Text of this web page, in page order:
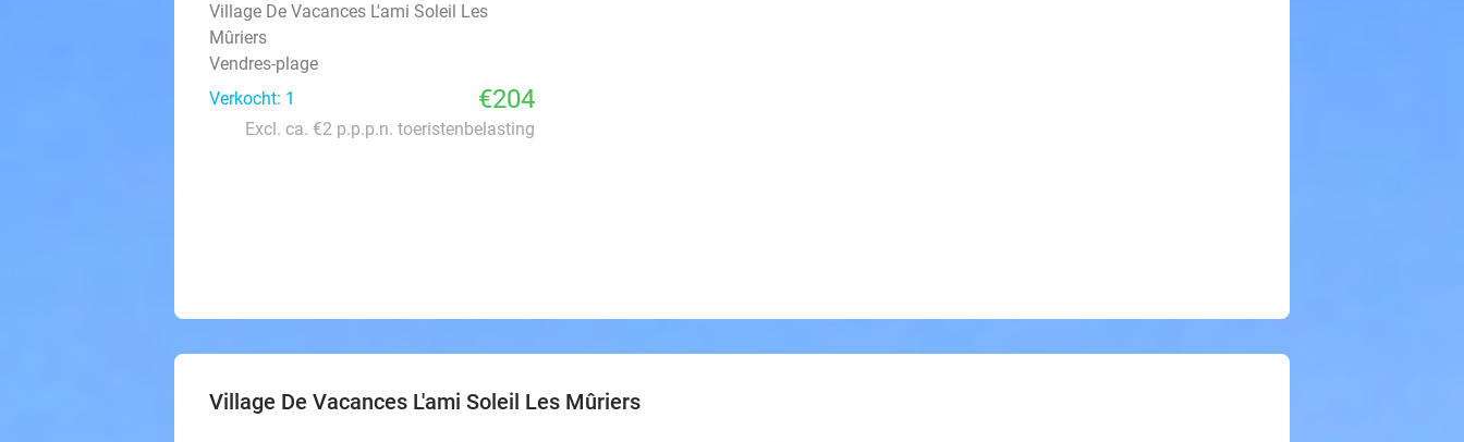
Village De Vacances L'ami Soleil Les
Mûriers
Vendres-plage
Verkocht: 1
€204
Excl. ca. €2 p.p.p.n. toeristenbelasting
Village De Vacances L'ami Soleil Les Mûriers